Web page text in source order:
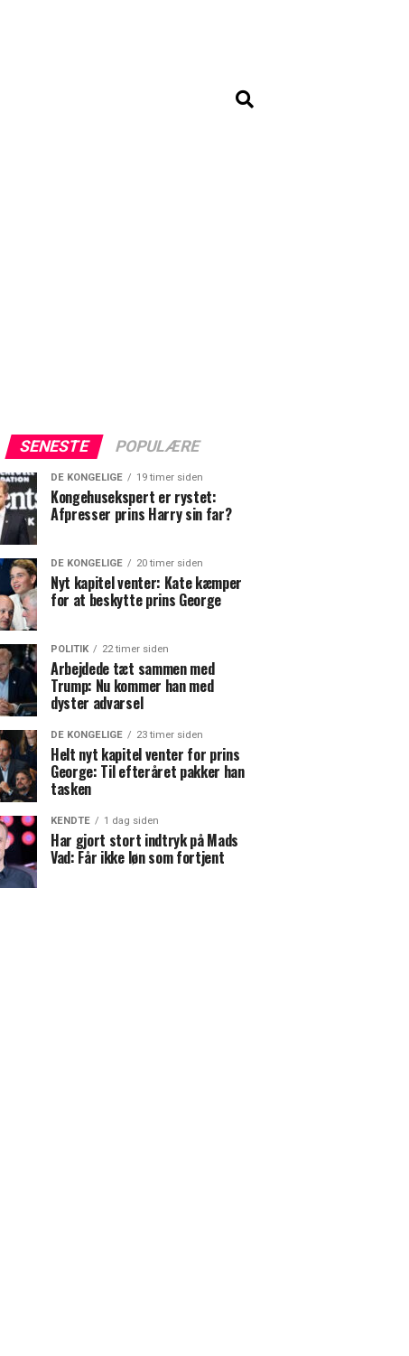
SENESTE POPULÆRE
DE KONGELIGE 19 timer siden
Kongehusekspert er rystet:
Afpresser prins Harry sin far?
DE KONGELIGE 20 timer siden
Nyt kapitel venter: Kate kæmper
for at beskytte prins George
POLITIK 22 timer siden
Arbejdede tæt sammen med
Trump: Nu kommer han med
dyster advarsel
DE KONGELIGE 23 timer siden
Helt nyt kapitel venter for prins
George: Til efteråret pakker han
tasken
KENDTE 1 dag siden
Har gjort stort indtryk på Mads
Vad: Får ikke løn som fortjent